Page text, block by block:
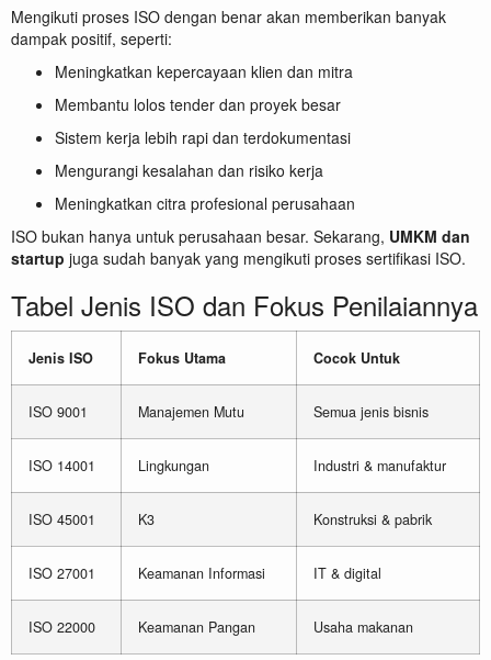
Mengikuti proses ISO dengan benar akan memberikan banyak
dampak positif, seperti:
Meningkatkan kepercayaan klien dan mitra
Membantu lolos tender dan proyek besar
Sistem kerja lebih rapi dan terdokumentasi
Mengurangi kesalahan dan risiko kerja
Meningkatkan citra profesional perusahaan
ISO bukan hanya untuk perusahaan besar. Sekarang, UMKM dan
startup juga sudah banyak yang mengikuti proses sertifikasi ISO.
Tabel Jenis ISO dan Fokus Penilaiannya
Jenis ISO Fokus Utama Cocok Untuk
ISO 9001 Manajemen Mutu Semua jenis bisnis
ISO 14001 Lingkungan Industri & manufaktur
ISO 45001 K3 Konstruksi & pabrik
ISO 27001 Keamanan Informasi IT & digital
ISO 22000 Keamanan Pangan Usaha makanan